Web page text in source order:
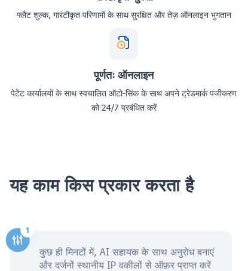
फ्लैट शुल्क, गारंटीकृत परिणामों के साथ सुरक्षित और तेज़ ऑनलाइन भुगतान
पूर्णतः ऑनलाइन
पेटेंट कार्यालयों के साथ स्वचालित ऑटो-सिंक के साथ अपने ट्रेडमार्क पंजीकरण
को 24/7 प्रबंधित करें
यह काम किस प्रकार करता है
कुछ ही मिनटों में, AI सहायक के साथ अनुरोध बनाएं
और दर्जनों स्थानीय IP वकीलों से ऑफ़र प्राप्त करें